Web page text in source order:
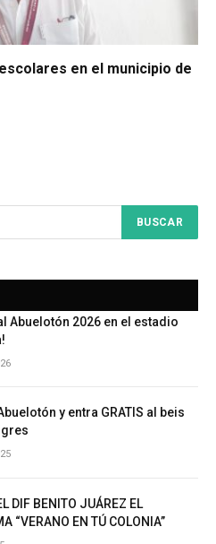
en el municipio de
Abuelotón 2026 en el estadio
y entra GRATIS al beis
DIF BENITO JUÁREZ EL
“VERANO EN TÚ COLONIA”